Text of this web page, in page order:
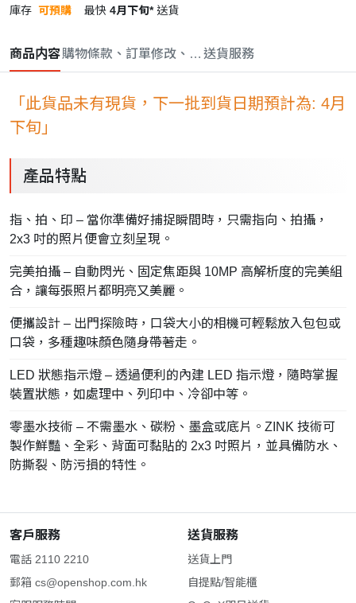
庫存 可預購 最快 4月下旬* 送貨
商品内容購物條款、訂單修改、取消與退款政策
送貨服務
「此貨品未有現貨，下一批到貨日期預計為: 4月
下旬」
產品特點
指、拍、印 – 當你準備好捕捉瞬間時，只需指向、拍攝，
2x3 吋的照片便會立刻呈現。
完美拍攝 – 自動閃光、固定焦距與 10MP 高解析度的完美組
合，讓每張照片都明亮又美麗。
便攜設計 – 出門探險時，口袋大小的相機可輕鬆放入包包或
口袋，多種趣味顏色隨身帶著走。
LED 狀態指示燈 – 透過便利的內建 LED 指示燈，隨時掌握
裝置狀態，如處理中、列印中、冷卻中等。
零墨水技術 – 不需墨水、碳粉、墨盒或底片。ZINK 技術可
製作鮮豔、全彩、背面可黏貼的 2x3 吋照片，並具備防水、
防撕裂、防污損的特性。
客戶服務
電話 2110 2210
郵箱 cs@openshop.com.hk
送貨服務
送貨上門
自提點/智能櫃